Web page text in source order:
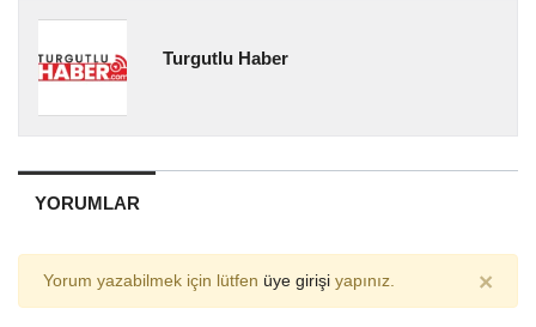
Turgutlu Haber
YORUMLAR
Yorum yazabilmek için lütfen üye girişi yapınız. ×